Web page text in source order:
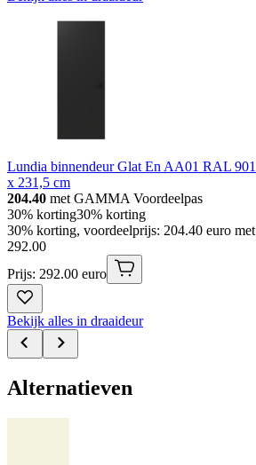
Lundia binnendeur Glat En AA01 RAL
x 231,5 cm
204.40 met GAMMA Voordeelpas
30% korting30% korting
30% korting, voordeelprijs: 204.40 euro
292.00
Prijs: 292.00 euro
Bekijk alles in draaideur
Alternatieven